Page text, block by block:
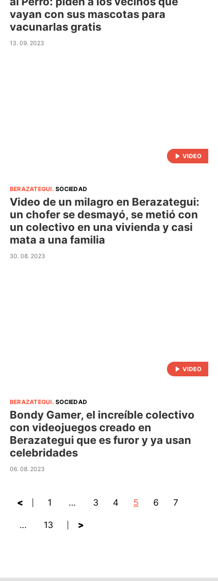
vayan con sus mascotas para
vacunarlas gratis
13. 09. 2023
BERAZATEGUI.SOCIEDAD
Video de un milagro en Berazategui:
un chofer se desmayó, se metió con
un colectivo en una vivienda y casi
mata a una familia
30. 08. 2023
BERAZATEGUI.SOCIEDAD
Bondy Gamer, el increíble colectivo
con videojuegos creado en
Berazategui que es furor y ya usan
celebridades
06. 08. 2023
< 1 … 3 4 5 6 7
… 13 >